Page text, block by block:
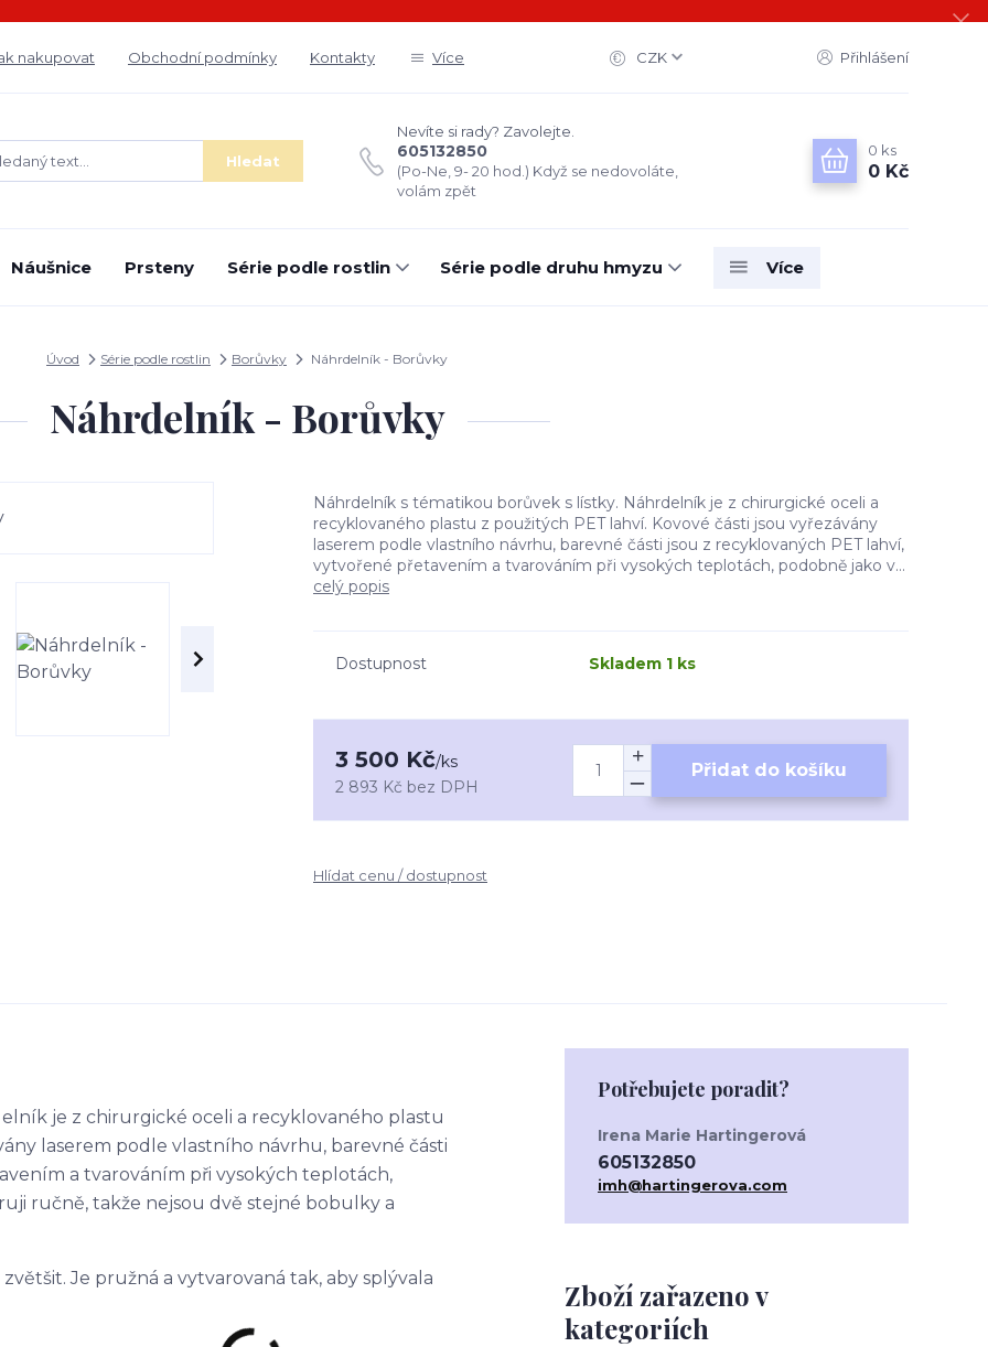
nakupovat Obchodní podmínky Kontakty Více CZK Přihlášení
Hledat
Nevíte si rady? Zavolejte.
605132850
(Po-Ne, 9- 20 hod.) Když se nedovoláte,
volám zpět
0 ks
0 Kč
Náušnice Prsteny Série podle rostlin Série podle druhu hmyzu Více
Úvod Série podle rostlin Borůvky Náhrdelník - Borůvky
Náhrdelník - Borůvky
Náhrdelník s tématikou borůvek s lístky. Náhrdelník je z chirurgické oceli a
recyklovaného plastu z použitých PET lahví. Kovové části jsou vyřezávány
laserem podle vlastního návrhu, barevné části jsou z recyklovaných PET lahví,
vytvořené přetavením a tvarováním při vysokých teplotách, podobně jako v...
celý popis
Dostupnost Skladem 1 ks
3 500 Kč/ks
2 893 Kč bez DPH
Přidat do košíku
Hlídat cenu / dostupnost
je z chirurgické oceli a recyklovaného plastu
laserem podle vlastního návrhu, barevné části
a tvarováním při vysokých teplotách,
ručně, takže nejsou dvě stejné bobulky a
Je pružná a vytvarovaná tak, aby splývala
Zboží zařazeno v
kategoriích
Potřebujete poradit?
Irena Marie Hartingerová
605132850
imh@hartingerova.com